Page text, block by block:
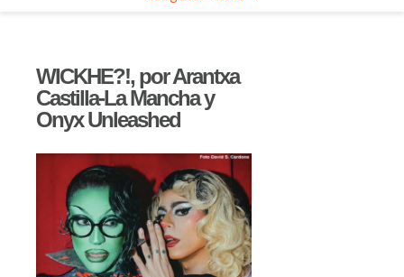
WICKHE?!, por Arantxa
Castilla-La Mancha y
Onyx Unleashed